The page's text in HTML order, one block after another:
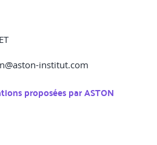
institut.com
proposées parASTON